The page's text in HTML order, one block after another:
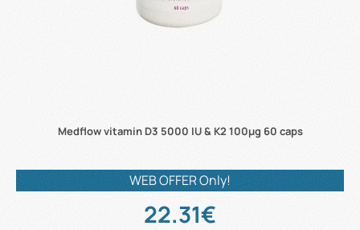
Medflow vitamin D3 5000 IU & K2 100μg 60 caps
WEB OFFER Only!
22.31€